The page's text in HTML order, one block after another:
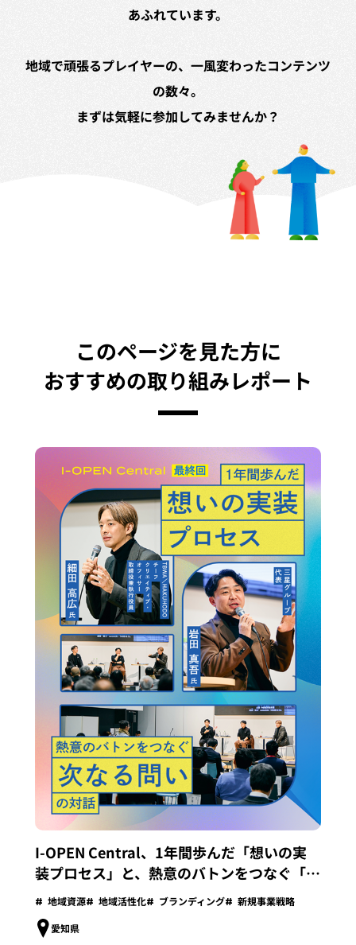
あふれています。
地域で頑張るプレイヤーの、一風変わったコンテンツ
の数々。
まずは気軽に参加してみませんか？
このページを見た方に
おすすめの取り組みレポート
I-OPEN Central、1年間歩んだ「想いの実
装プロセス」と、熱意のバトンをつなぐ「次
なる問い」との対話
地域資源 地域活性化 ブランディング 新規事業戦略
愛知県